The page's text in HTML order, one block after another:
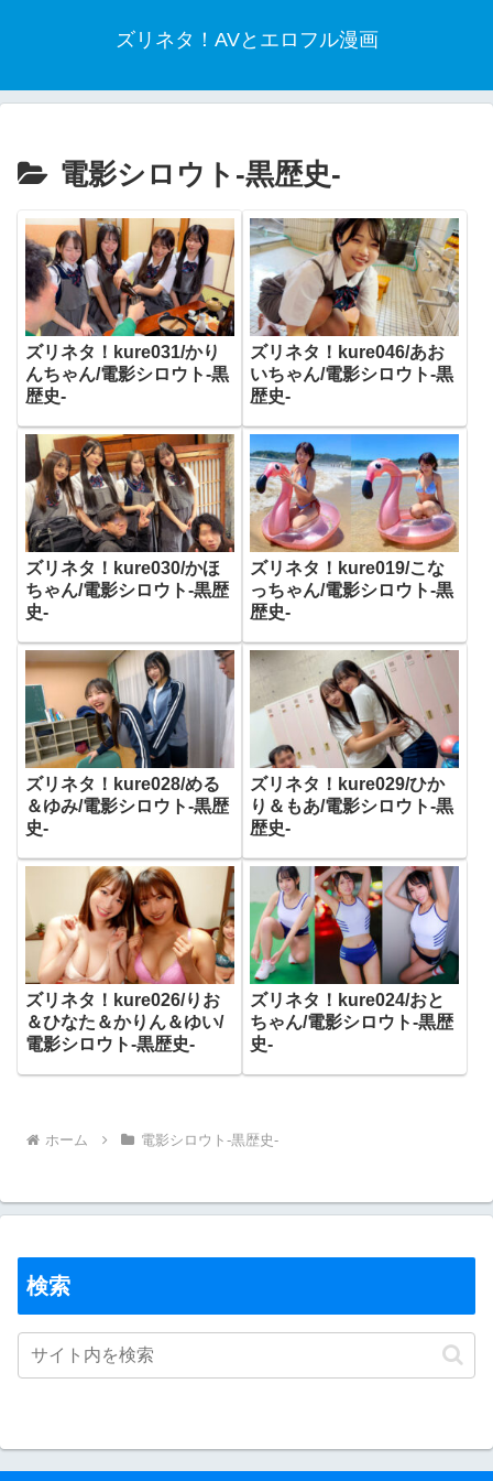
ズリネタ！AVとエロフル漫画
電影シロウト-黒歴史-
ズリネタ！kure031/かり
んちゃん/電影シロウト-黒
歴史-
ズリネタ！kure046/あお
いちゃん/電影シロウト-黒
歴史-
ズリネタ！kure030/かほ
ちゃん/電影シロウト-黒歴
史-
ズリネタ！kure019/こな
っちゃん/電影シロウト-黒
歴史-
ズリネタ！kure028/める
＆ゆみ/電影シロウト-黒歴
史-
ズリネタ！kure029/ひか
り＆もあ/電影シロウト-黒
歴史-
ズリネタ！kure026/りお
＆ひなた＆かりん＆ゆい/
電影シロウト-黒歴史-
ズリネタ！kure024/おと
ちゃん/電影シロウト-黒歴
史-
ホーム 電影シロウト-黒歴史-
検索